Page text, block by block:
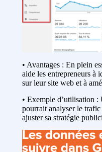
• Avantages : En plein
aide les entrepreneurs à
sur leur site web et à
• Exemple d’utilisation
pourrait analyser le
ajuster sa stratégie